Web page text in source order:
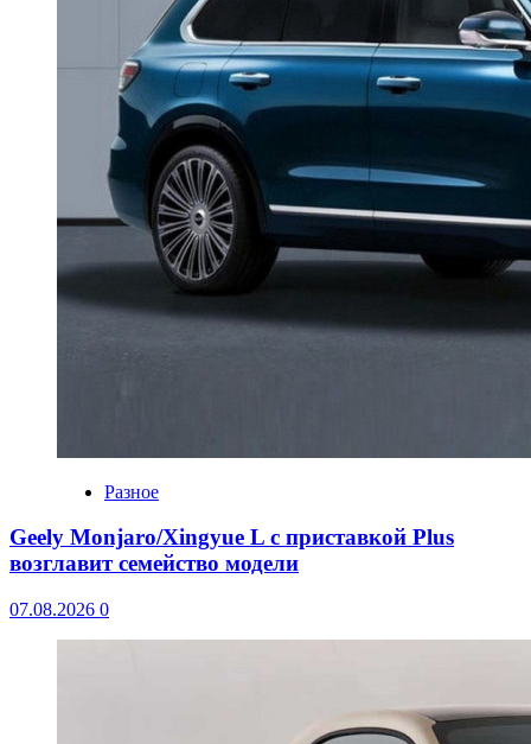
Разное
Geely Monjaro/Xingyue L с приставкой Plus
возглавит семейство модели
07.08.2026 0